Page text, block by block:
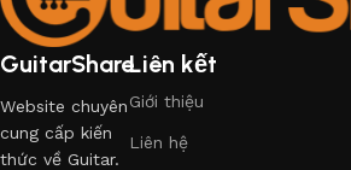
GuitarShare
Website chuyên
cung cấp kiến
thức về Guitar.
Liên kết
Giới thiệu
Liên hệ